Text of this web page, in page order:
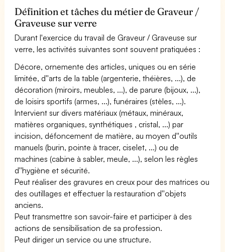
Définition et tâches du métier de Graveur /
Graveuse sur verre
Durant l'exercice du travail de Graveur / Graveuse sur
verre, les activités suivantes sont souvent pratiquées :
Décore, ornemente des articles, uniques ou en série
limitée, d''arts de la table (argenterie, théières, ...), de
décoration (miroirs, meubles, ...), de parure (bijoux, ...),
de loisirs sportifs (armes, ...), funéraires (stèles, ...).
Intervient sur divers matériaux (métaux, minéraux,
matières organiques, synthétiques , cristal, ...) par
incision, défoncement de matière, au moyen d''outils
manuels (burin, pointe à tracer, ciselet, ...) ou de
machines (cabine à sabler, meule, ...), selon les règles
d''hygiène et sécurité.
Peut réaliser des gravures en creux pour des matrices ou
des outillages et effectuer la restauration d''objets
anciens.
Peut transmettre son savoir-faire et participer à des
actions de sensibilisation de sa profession.
Peut diriger un service ou une structure.